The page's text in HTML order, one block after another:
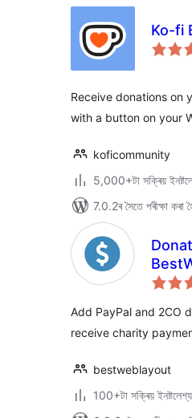
Ko-fi
Receive donations on
with a button on your
koficommunity
5,000+টা সক্ৰিয়
7.0.2ৰ সৈতে পৰীক্ষা কৰা
Add PayPal and 2CO
receive charity
bestweblayout
100+টা সক্ৰিয়